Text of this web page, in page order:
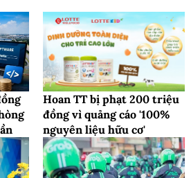
Hoan TT bị phạt 200 triệu
đồng vì quảng cáo '100%
nguyên liệu hữu cơ'